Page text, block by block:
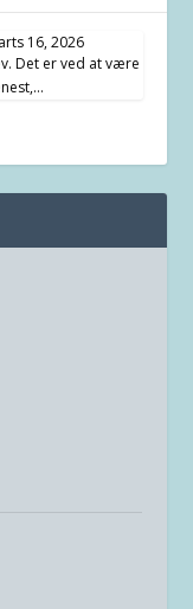
16, 2026
Det er ved at være